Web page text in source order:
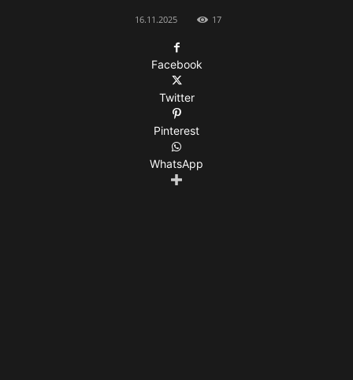
16.11.2025 17
Facebook
Twitter
Pinterest
WhatsApp